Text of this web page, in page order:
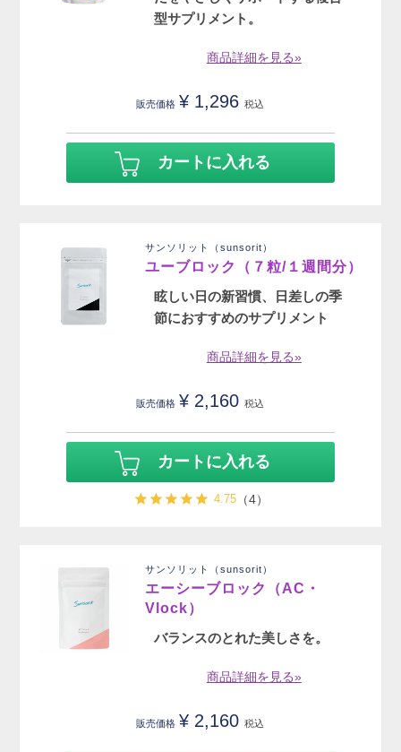
型サプリメント。
商品詳細を見る»
販売価格 ¥ 1,296 税込
カートに入れる
サンソリット（sunsorit）
ユーブロック（７粒/１週間分）
眩しい日の新習慣、日差しの季
節におすすめのサプリメント
商品詳細を見る»
販売価格 ¥ 2,160 税込
カートに入れる
4.75（4）
サンソリット（sunsorit）
エーシーブロック（AC・
Vlock）
バランスのとれた美しさを。
商品詳細を見る»
販売価格 ¥ 2,160 税込